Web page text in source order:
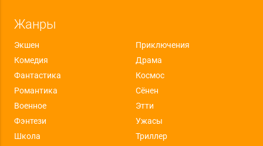
Жанры
Экшен
Приключения
Комедия
Драма
Фантастика
Космос
Романтика
Сёнен
Военное
Этти
Фэнтези
Ужасы
Школа
Триллер